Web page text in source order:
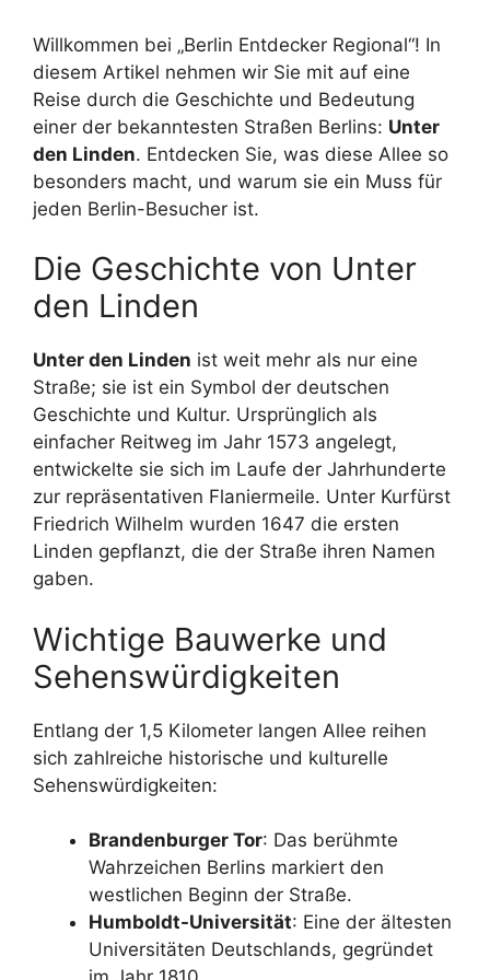
Willkommen bei „Berlin Entdecker Regional“! In
diesem Artikel nehmen wir Sie mit auf eine
Reise durch die Geschichte und Bedeutung
einer der bekanntesten Straßen Berlins: Unter
den Linden. Entdecken Sie, was diese Allee so
besonders macht, und warum sie ein Muss für
jeden Berlin-Besucher ist.
Die Geschichte von Unter
den Linden
Unter den Linden ist weit mehr als nur eine
Straße; sie ist ein Symbol der deutschen
Geschichte und Kultur. Ursprünglich als
einfacher Reitweg im Jahr 1573 angelegt,
entwickelte sie sich im Laufe der Jahrhunderte
zur repräsentativen Flaniermeile. Unter Kurfürst
Friedrich Wilhelm wurden 1647 die ersten
Linden gepflanzt, die der Straße ihren Namen
gaben.
Wichtige Bauwerke und
Sehenswürdigkeiten
Entlang der 1,5 Kilometer langen Allee reihen
sich zahlreiche historische und kulturelle
Sehenswürdigkeiten:
Brandenburger Tor: Das berühmte
Wahrzeichen Berlins markiert den
westlichen Beginn der Straße.
Humboldt-Universität: Eine der ältesten
Universitäten Deutschlands, gegründet